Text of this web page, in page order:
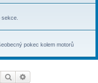
pokec kolem motorů
Hledat